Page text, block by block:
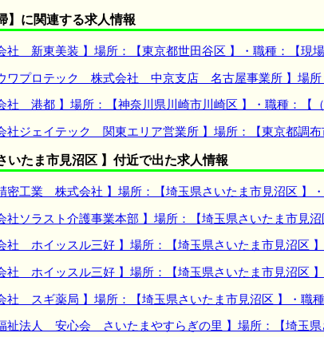
】に関連する求人情報
社 新東美装 】場所：【東京都世田谷区 】・職種：【現
ワプロテック 株式会社 中京支店 名古屋事業所 】場所
社 港都 】場所：【神奈川県川崎市川崎区 】・職種：【（
社ジェイテック 関東エリア営業所 】場所：【東京都調布
いたま市見沼区 】付近で出た求人情報
密工業 株式会社 】場所：【埼玉県さいたま市見沼区 】・
社ソラスト介護事業本部 】場所：【埼玉県さいたま市見
社 ホイッスル三好 】場所：【埼玉県さいたま市見沼区
社 ホイッスル三好 】場所：【埼玉県さいたま市見沼区
社 スギ薬局 】場所：【埼玉県さいたま市見沼区 】・職
祉法人 安心会 さいたまやすらぎの里 】場所：【埼玉県